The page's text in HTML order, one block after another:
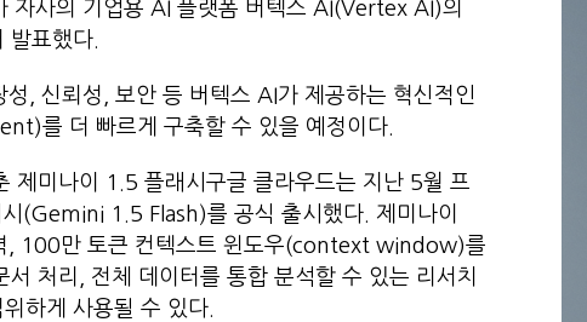
자사의 기업용 AI 플랫폼 버텍스 AI(Vertex AI)의
발표했다.
, 신뢰성, 보안 등 버텍스 AI가 제공하는 혁신적인
를 더 빠르게 구축할 수 있을 예정이다.
제미나이 1.5 플래시구글 클라우드는 지난 5월 프
(Gemini 1.5 Flash)를 공식 출시했다. 제미나이
, 100만 토큰 컨텍스트 윈도우(context window)를
처리, 전체 데이터를 통합 분석할 수 있는 리서치
하게 사용될 수 있다.